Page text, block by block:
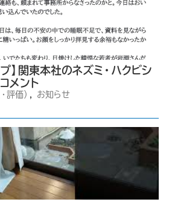
プ】関東本社のネズミ・ハクビシ
メント
評価） ,
お知らせ